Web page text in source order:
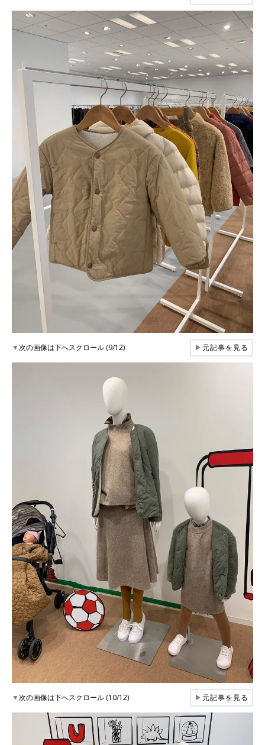
▼次の画像は下へスクロール (9/12) ▶元記事を見る
▼次の画像は下へスクロール (10/12) ▶元記事を見る